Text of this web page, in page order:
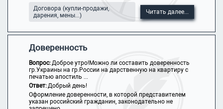
Договора (купли-продажи,
дарения, мены...)
Читать далее...
Доверенность
Вопрос:Доброе утро!Можно ли составить доверенность
гр.Украины на гр.России на дарственную на квартиру с
печатью апостиль ...
Ответ:Добрый день!
Оформление доверенности, в которой представителем
указан российский гражданин, законодательно не